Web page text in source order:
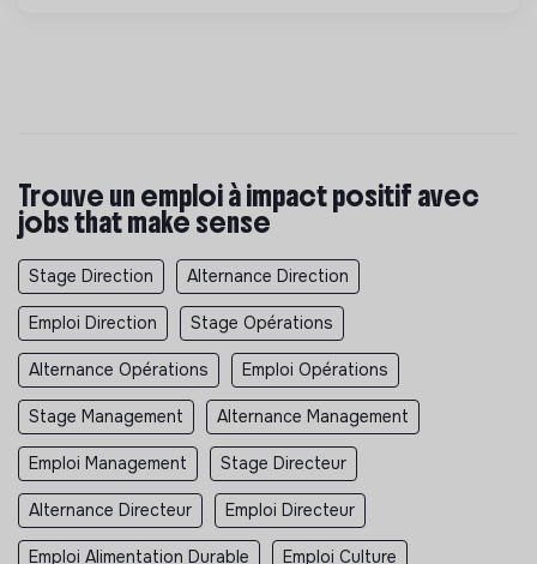
Trouve un emploi à impact positif avec
jobs that make sense
Stage Direction Alternance Direction
Emploi Direction Stage Opérations
Alternance Opérations Emploi Opérations
Stage Management Alternance Management
Emploi Management Stage Directeur
Alternance Directeur Emploi Directeur
Emploi Alimentation Durable Emploi Culture